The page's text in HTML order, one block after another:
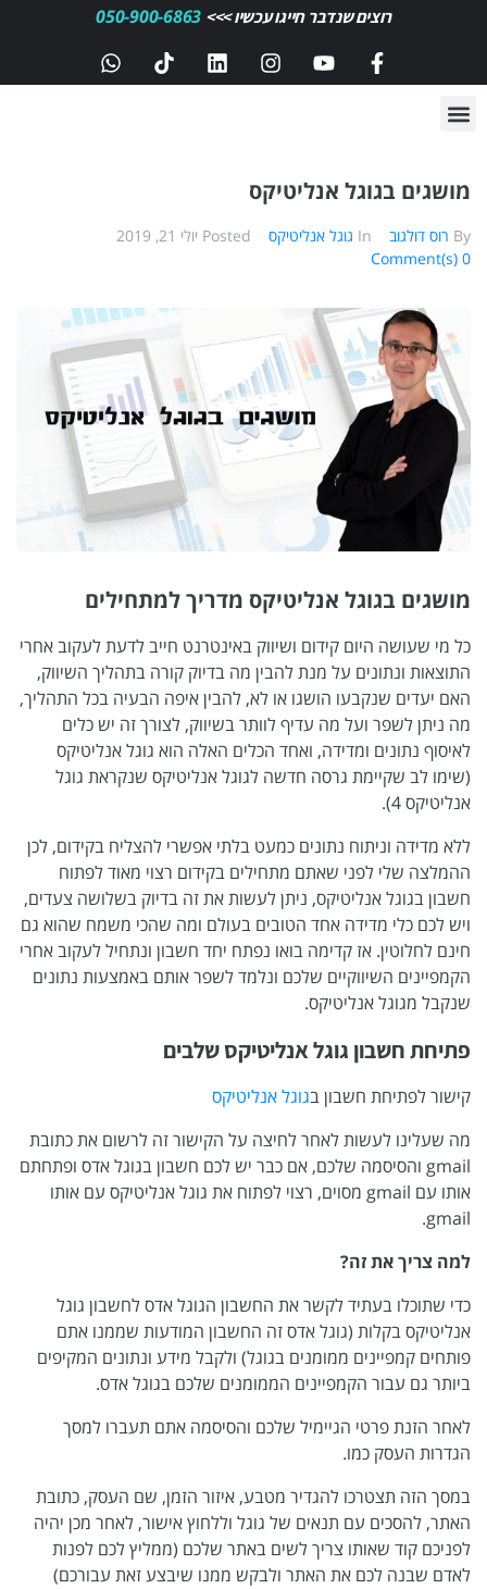
רוצים שנדבר חייגו עכשיו >>>
מושגים בגוגל אנליטיקס
By רוס דולגוב In גוגל אנליטיקס Posted יולי 21, 2019
0 Comment(s)
מושגים בגוגל אנליטיקס מדריך למתחילים
כל מי שעושה היום קידום ושיווק באינטרנט חייב לדעת לעקוב אחרי
התוצאות ונתונים על מנת להבין מה בדיוק קורה בתהליך השיווק,
האם יעדים שנקבעו הושגו או לא, להבין איפה הבעיה בכל התהליך,
מה ניתן לשפר ועל מה עדיף לוותר בשיווק, לצורך זה יש כלים
לאיסוף נתונים ומדידה, ואחד הכלים האלה הוא גוגל אנליטיקס
(שימו לב שקיימת גרסה חדשה לגוגל אנליטיקס שנקראת גוגל
אנליטיקס 4).
ללא מדידה וניתוח נתונים כמעט בלתי אפשרי להצליח בקידום, לכן
ההמלצה שלי לפני שאתם מתחילים בקידום רצוי מאוד לפתוח
חשבון בגוגל אנליטיקס, ניתן לעשות את זה בדיוק בשלושה צעדים,
ויש לכם כלי מדידה אחד הטובים בעולם ומה שהכי משמח שהוא גם
חינם לחלוטין. אז קדימה בואו נפתח יחד חשבון ונתחיל לעקוב אחרי
הקמפיינים השיווקיים שלכם ונלמד לשפר אותם באמצעות נתונים
שנקבל מגוגל אנליטיקס.
פתיחת חשבון גוגל אנליטיקס שלבים
קישור לפתיחת חשבון בגוגל אנליטיקס
מה שעלינו לעשות לאחר לחיצה על הקישור זה לרשום את כתובת
gmail והסיסמה שלכם, אם כבר יש לכם חשבון בגוגל אדס ופתחתם
אותו עם gmail מסוים, רצוי לפתוח את גוגל אנליטיקס עם אותו
gmail.
למה צריך את זה?
כדי שתוכלו בעתיד לקשר את החשבון הגוגל אדס לחשבון גוגל
אנליטיקס בקלות (גוגל אדס זה החשבון המודעות שממנו אתם
פותחים קמפיינים ממומנים בגוגל) ולקבל מידע ונתונים המקיפים
ביותר גם עבור הקמפיינים הממומנים שלכם בגוגל אדס.
לאחר הזנת פרטי הגיימיל שלכם והסיסמה אתם תעברו למסך
הגדרות העסק כמו.
במסך הזה תצטרכו להגדיר מטבע, איזור הזמן, שם העסק, כתובת
האתר, להסכים עם תנאים של גוגל וללחוץ אישור, לאחר מכן יהיה
לפניכם קוד שאותו צריך לשים באתר שלכם (ממליץ לכם לפנות
לאדם שבנה לכם את האתר ולבקש ממנו שיבצע זאת עבורכם)